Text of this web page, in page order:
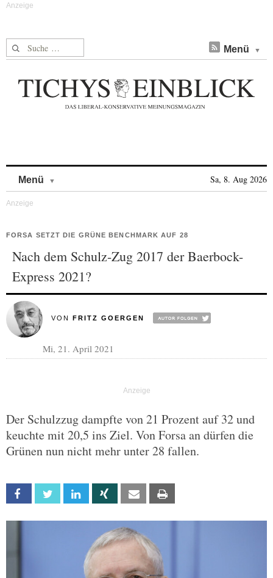
Suche nach: Menü
Menü Sa, 8. Aug 2026
FORSA SETZT DIE GRÜNE BENCHMARK AUF 28
Nach dem Schulz-Zug 2017 der Baerbock-
Express 2021?
VON FRITZ GOERGEN
Mi, 21. April 2021
Der Schulzzug dampfte von 21 Prozent auf 32 und
keuchte mit 20,5 ins Ziel. Von Forsa an dürfen die
Grünen nun nicht mehr unter 28 fallen.
Facebook Twitter Linkedin Xing Email